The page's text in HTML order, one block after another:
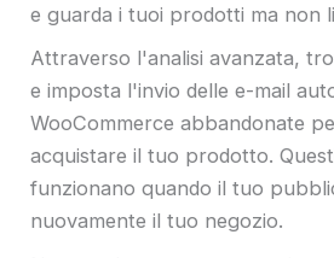
e guarda i tuoi prodotti ma non
Attraverso l'analisi avanzata,
e imposta l'invio delle e-mail
WooCommerce abbandonate
acquistare il tuo prodotto.
funzionano quando il tuo
nuovamente il tuo negozio.